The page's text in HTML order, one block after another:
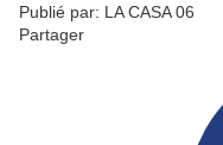
Publié par: LA CASA 06
Partager